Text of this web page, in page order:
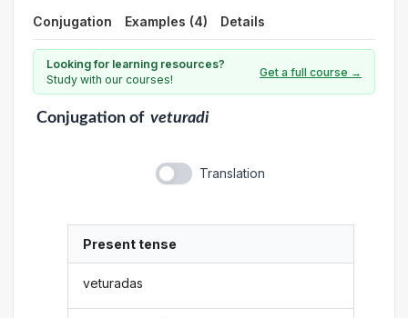
Conjugation Examples (4) Details
Looking for learning resources?
Study with our courses!
Get a full course →
Conjugationof veturadi
Translation
Present tense
veturadas